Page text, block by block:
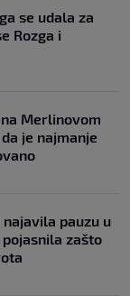
se udala za
Rozga i
Merlinovom
je najmanje
pauzu u
zašto